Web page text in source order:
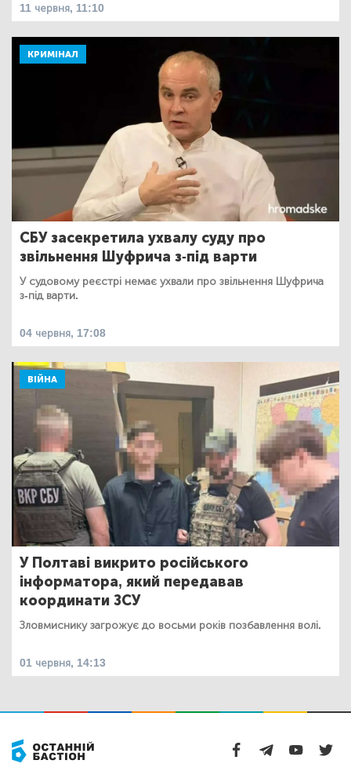
11 червня, 11:10
КРИМІНАЛ
СБУ засекретила ухвалу суду про
звільнення Шуфрича з-під варти
У судовому реєстрі немає ухвали про звільнення Шуфрича
з-під варти.
04 червня, 17:08
ВІЙНА
У Полтаві викрито російського
інформатора, який передавав
координати ЗСУ
Зловмиснику загрожує до восьми років позбавлення волі.
01 червня, 14:13